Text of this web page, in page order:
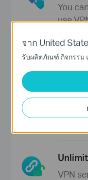
You
use
as
VPN
จาก United
รับผลิตภัณฑ์ กิจกรรม